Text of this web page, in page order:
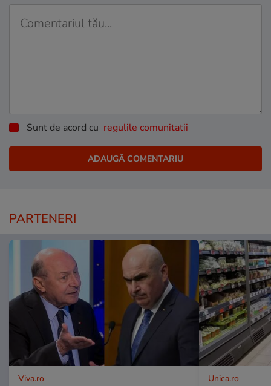
Sunt de acord cu regulile comunitatii
PARTENERI
Viva.ro Unica.ro